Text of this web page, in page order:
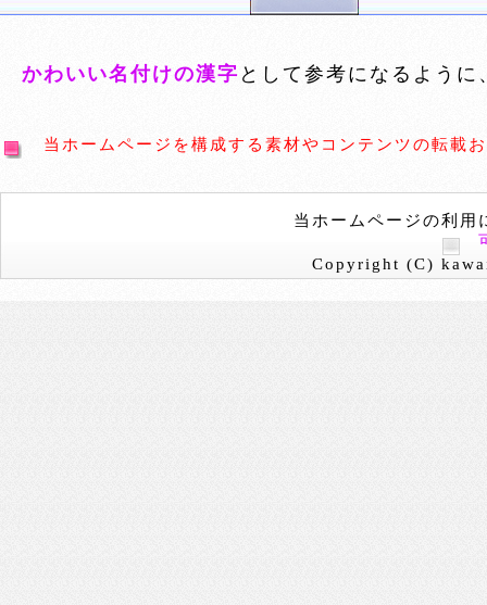
かわいい名付けの漢字 として参考になるよう
当ホームページを構成する素材やコンテンツの転載
当ホームページの利用
Copyright (C)